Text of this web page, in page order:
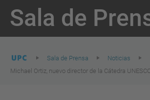
de
Catalunya
Sala de
here:
Sala de Prensa
Noticias
Michael Ortiz, nuevo director de la Cátedra